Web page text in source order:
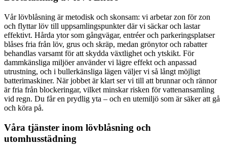
Vår lövblåsning är metodisk och skonsam: vi arbetar zon för zon
och flyttar löv till uppsamlingspunkter där vi säckar och lastar
effektivt. Hårda ytor som gångvägar, entréer och parkeringsplatser
blåses fria från löv, grus och skräp, medan grönytor och rabatter
behandlas varsamt för att skydda växtlighet och ytskikt. För
dammkänsliga miljöer använder vi lägre effekt och anpassad
utrustning, och i bullerkänsliga lägen väljer vi så långt möjligt
batterimaskiner. När jobbet är klart ser vi till att brunnar och rännor
är fria från blockeringar, vilket minskar risken för vattenansamling
vid regn. Du får en prydlig yta – och en utemiljö som är säker att gå
och köra på.
Våra tjänster inom lövblåsning och
utomhusstädning